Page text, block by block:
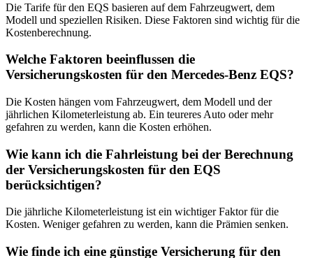
Die Tarife für den EQS basieren auf dem Fahrzeugwert, dem
Modell und speziellen Risiken. Diese Faktoren sind wichtig für die
Kostenberechnung.
Welche Faktoren beeinflussen die
Versicherungskosten für den Mercedes-Benz EQS?
Die Kosten hängen vom Fahrzeugwert, dem Modell und der
jährlichen Kilometerleistung ab. Ein teureres Auto oder mehr
gefahren zu werden, kann die Kosten erhöhen.
Wie kann ich die Fahrleistung bei der Berechnung
der Versicherungskosten für den EQS
berücksichtigen?
Die jährliche Kilometerleistung ist ein wichtiger Faktor für die
Kosten. Weniger gefahren zu werden, kann die Prämien senken.
Wie finde ich eine günstige Versicherung für den